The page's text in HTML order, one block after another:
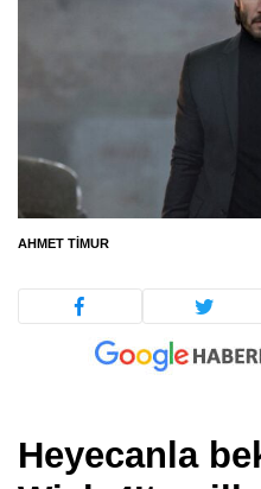
AHMET TIMUR
Heyecanla